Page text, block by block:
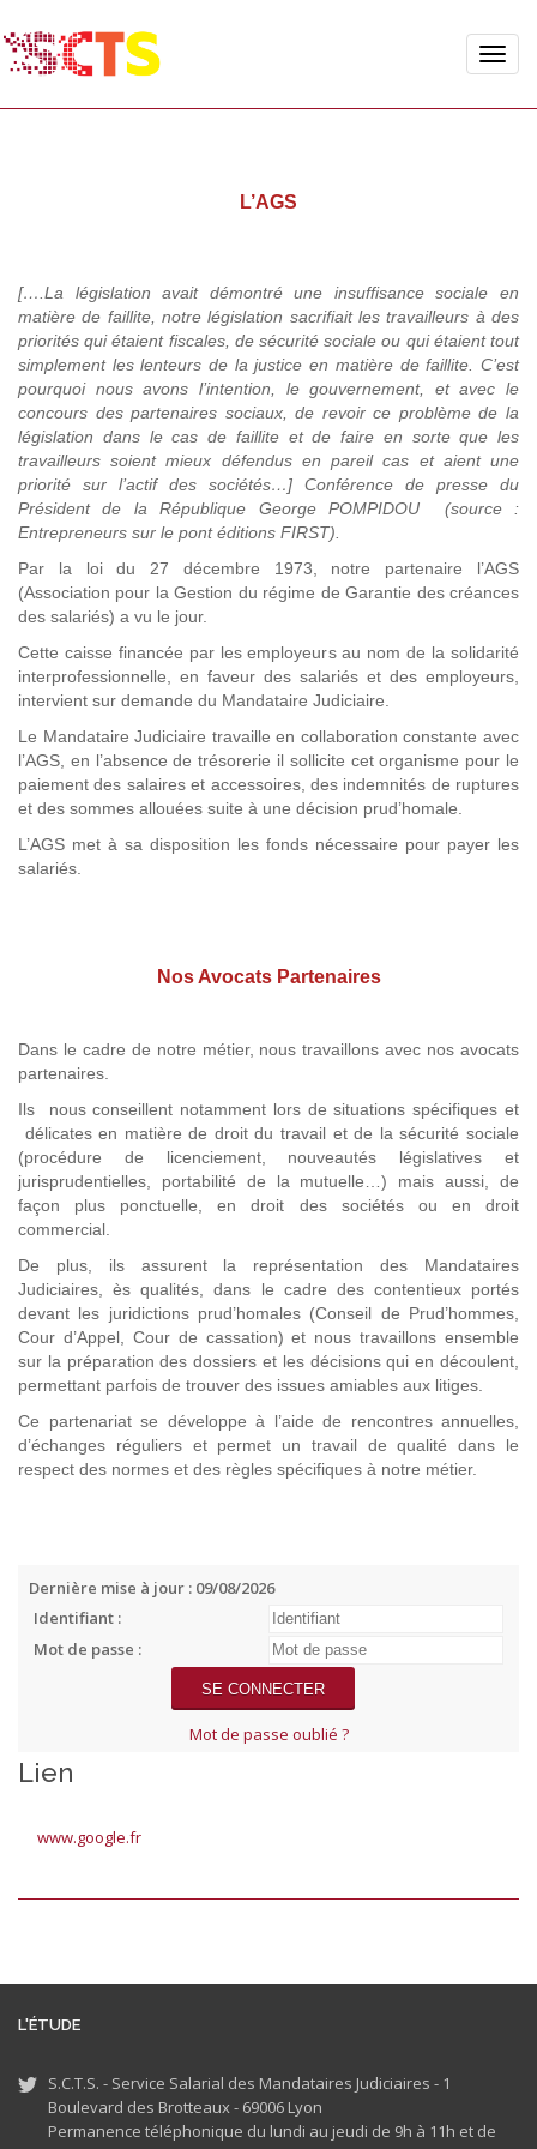
Toggle
L’AGS
[….La législation avait démontré une insuffisance sociale en
matière de faillite, notre législation sacrifiait les travailleurs à des
priorités qui étaient fiscales, de sécurité sociale ou qui étaient tout
simplement les lenteurs de la justice en matière de faillite. C’est
pourquoi nous avons l’intention, le gouvernement, et avec le
concours des partenaires sociaux, de revoir ce problème de la
législation dans le cas de faillite et de faire en sorte que les
travailleurs soient mieux défendus en pareil cas et aient une
priorité sur l’actif des sociétés…] Conférence de presse du
Président de la République George POMPIDOU (source :
Entrepreneurs sur le pont éditions FIRST).
Par la loi du 27 décembre 1973, notre partenaire l’AGS
(Association pour la Gestion du régime de Garantie des créances
des salariés) a vu le jour.
Cette caisse financée par les employeurs au nom de la solidarité
interprofessionnelle, en faveur des salariés et des employeurs,
intervient sur demande du Mandataire Judiciaire.
Le Mandataire Judiciaire travaille en collaboration constante avec
l’AGS, en l’absence de trésorerie il sollicite cet organisme pour le
paiement des salaires et accessoires, des indemnités de ruptures
et des sommes allouées suite à une décision prud’homale.
L’AGS met à sa disposition les fonds nécessaire pour payer les
salariés.
Nos Avocats Partenaires
Dans le cadre de notre métier, nous travaillons avec nos avocats
partenaires.
Ils nous conseillent notamment lors de situations spécifiques et
délicates en matière de droit du travail et de la sécurité sociale
(procédure de licenciement, nouveautés législatives et
jurisprudentielles, portabilité de la mutuelle…) mais aussi, de
façon plus ponctuelle, en droit des sociétés ou en droit
commercial.
De plus, ils assurent la représentation des Mandataires
Judiciaires, ès qualités, dans le cadre des contentieux portés
devant les juridictions prud’homales (Conseil de Prud’hommes,
Cour d’Appel, Cour de cassation) et nous travaillons ensemble
sur la préparation des dossiers et les décisions qui en découlent,
permettant parfois de trouver des issues amiables aux litiges.
Ce partenariat se développe à l’aide de rencontres annuelles,
d’échanges réguliers et permet un travail de qualité dans le
respect des normes et des règles spécifiques à notre métier.
Dernière mise à jour : 09/08/2026
Identifiant :
Mot de passe :
Mot de passe oublié ?
Lien
www.google.fr
L'ÉTUDE
S.C.T.S. - Service Salarial des Mandataires Judiciaires - 1
Boulevard des Brotteaux - 69006 Lyon
Permanence téléphonique du lundi au jeudi de 9h à 11h et de